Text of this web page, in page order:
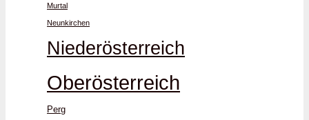
Murtal
Neunkirchen
Niederösterreich
Oberösterreich
Perg